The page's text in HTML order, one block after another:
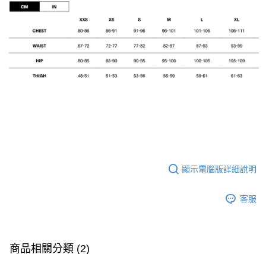
顯示電腦版詳細說明
客服
商品相關分類 (2)